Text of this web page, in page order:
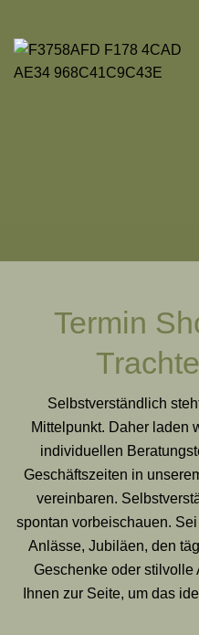
Termin
Selbstverständlich
Mittelpunkt. Daher laden
individuellen
Geschäftszeiten in
vereinbaren.
spontan vorbeischauen.
Anlässe, Jubiläen, den
Geschenke oder stilvolle
Ihnen zur Seite, um das